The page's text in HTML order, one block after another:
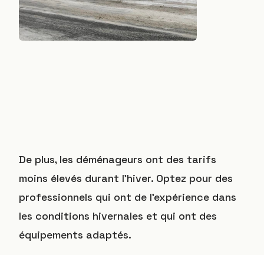
De plus, les déménageurs ont des tarifs
moins élevés durant l’hiver. Optez pour des
professionnels qui ont de l’expérience dans
les conditions hivernales et qui ont des
équipements adaptés.